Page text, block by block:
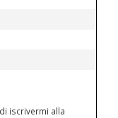
iscrivermi alla